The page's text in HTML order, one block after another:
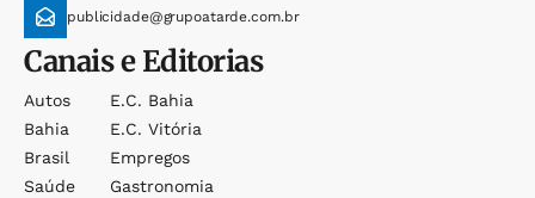
publicidade@grupoatarde.com.br
Canais e Editorias
Autos
Bahia
Brasil
Saúde
E.c. Bahia
E.c. Vitória
Empregos
Gastronomia